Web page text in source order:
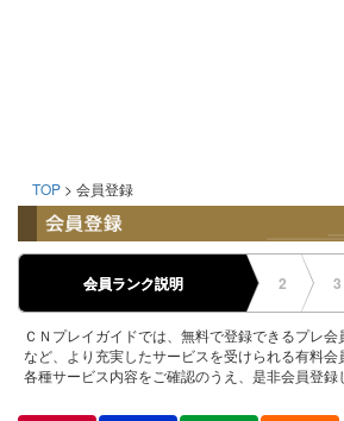
TOP > 会員登録
会員ランク説明 2 3
ＣＮプレイガイドでは、無料で登録できるプレ
など、より充実したサービスを受けられる有料会
各種サービス内容をご確認のうえ、是非会員登録